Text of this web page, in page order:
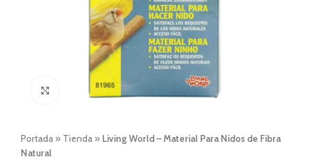
Click to enlarge
Portada » Tienda » Living World – Material Para Nidos de Fibra
Natural